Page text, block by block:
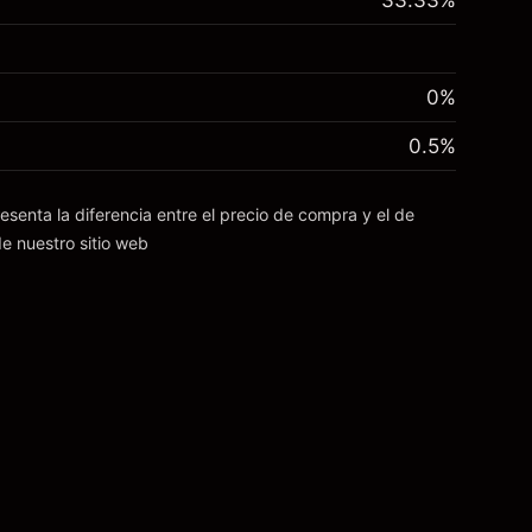
0%
0.5%
la diferencia entre el precio de compra y el de
nuestro sitio web